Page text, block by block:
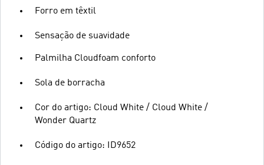
Forro em têxtil
Sensação de suavidade
Palmilha Cloudfoam conforto
Sola de borracha
Cor do artigo: Cloud White / Cloud White /
Wonder Quartz
Código do artigo: ID9652